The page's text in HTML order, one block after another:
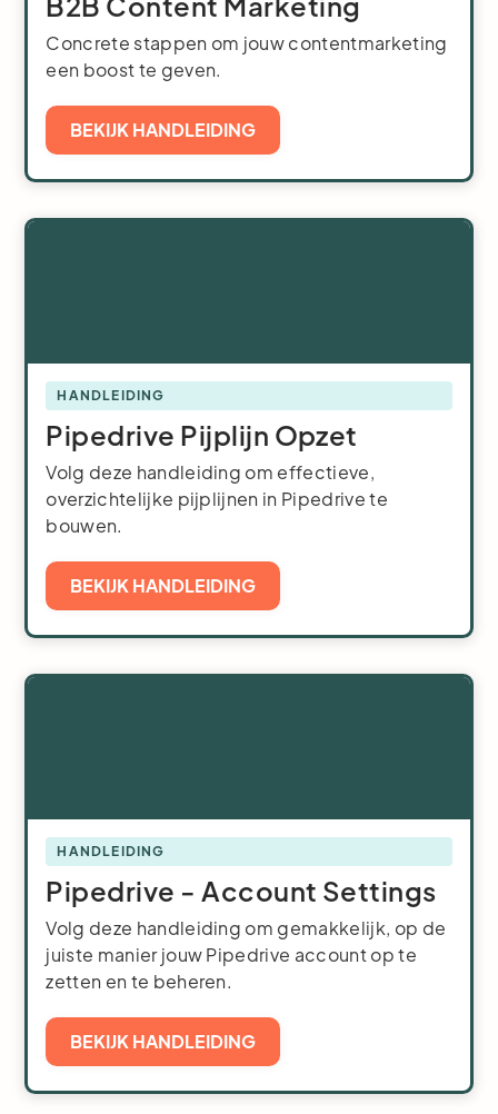
Concrete stappen om jouw contentmarketing
een boost te geven.
BEKIJK HANDLEIDING
HANDLEIDING
Pipedrive Pijplijn Opzet
Volg deze handleiding om effectieve,
overzichtelijke pijplijnen in Pipedrive te
bouwen.
BEKIJK HANDLEIDING
HANDLEIDING
Pipedrive - Account Settings
Volg deze handleiding om gemakkelijk, op de
juiste manier jouw Pipedrive account op te
zetten en te beheren.
BEKIJK HANDLEIDING